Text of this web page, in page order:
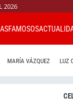
2026
FAMOSOS
MARÍA VÁZQUEZ LUZ